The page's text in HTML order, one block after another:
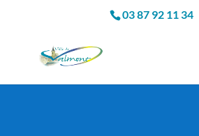
03 87 92 11 34